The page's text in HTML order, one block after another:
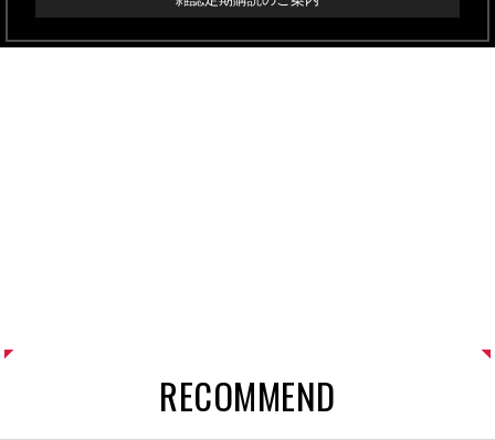
RECOMMEND